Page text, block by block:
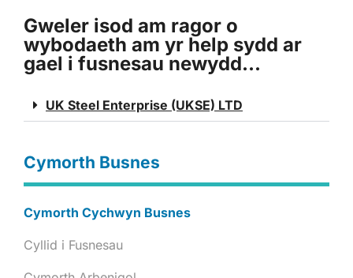
Gweler isod am ragor o
wybodaeth am yr help sydd ar
gael i fusnesau newydd...
UK Steel Enterprise (UKSE) LTD
Cymorth Busnes
Cymorth Cychwyn Busnes
Cyllid i Fusnesau